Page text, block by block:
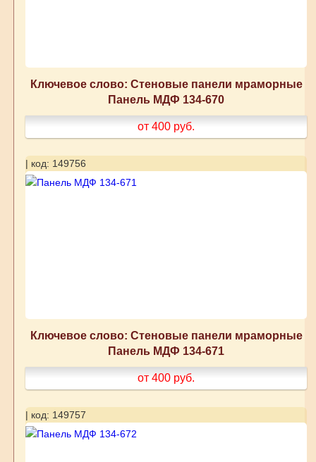
Ключевое слово: Стеновые панели мраморные
Панель МДФ 134-670
от 400 руб.
| код: 149756
Ключевое слово: Стеновые панели мраморные
Панель МДФ 134-671
от 400 руб.
| код: 149757